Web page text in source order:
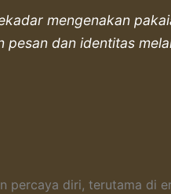
mengenakan
pesan dan identitas
percaya diri, terutama di